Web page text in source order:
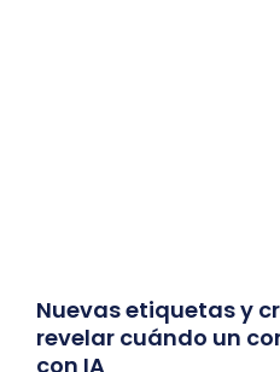
Nuevas etiquetas y
revelar cuándo un
con IA